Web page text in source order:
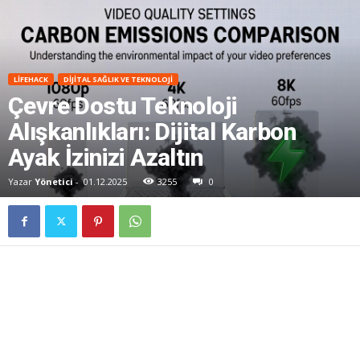
LIFEHACK DIJITAL SAĞLIK VE TEKNOLOJI
Çevre Dostu Teknoloji
Alışkanlıkları: Dijital Karbon
Ayak İzinizi Azaltın
Yazar Yönetici - 01.12.2025 3255 0